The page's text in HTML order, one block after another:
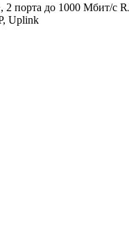
2 порта до 1000 Мбит/с
Uplink